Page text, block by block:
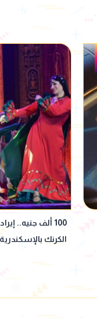
بيوصلها
يحتفل بزفاف